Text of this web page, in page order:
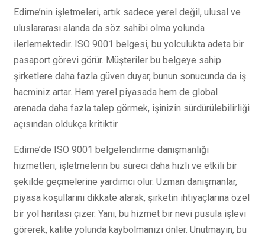
Edirne’nin işletmeleri, artık sadece yerel değil, ulusal ve
uluslararası alanda da söz sahibi olma yolunda
ilerlemektedir. ISO 9001 belgesi, bu yolculukta adeta bir
pasaport görevi görür. Müşteriler bu belgeye sahip
şirketlere daha fazla güven duyar, bunun sonucunda da iş
hacminiz artar. Hem yerel piyasada hem de global
arenada daha fazla talep görmek, işinizin sürdürülebilirliği
açısından oldukça kritiktir.
Edirne’de ISO 9001 belgelendirme danışmanlığı
hizmetleri, işletmelerin bu süreci daha hızlı ve etkili bir
şekilde geçmelerine yardımcı olur. Uzman danışmanlar,
piyasa koşullarını dikkate alarak, şirketin ihtiyaçlarına özel
bir yol haritası çizer. Yani, bu hizmet bir nevi pusula işlevi
görerek, kalite yolunda kaybolmanızı önler. Unutmayın, bu